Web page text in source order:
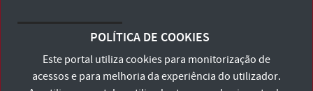
Terms and Conditions and Privacy Policy
Accessibility Statement
POLÍTICA DE COOKIES
Este portal utiliza cookies para monitorização de
acessos e para melhoria da experiência do utilizador.